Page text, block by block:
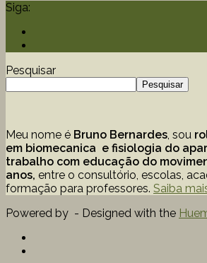
Siga:
Pesquisar
Pesquisar
Meu nome é Bruno Bernardes, sou
em biomecanica e fisiologia do
trabalho com educação do
anos, entre o consultório, escolas,
formação para professores. Saiba
Powered by - Designed with the